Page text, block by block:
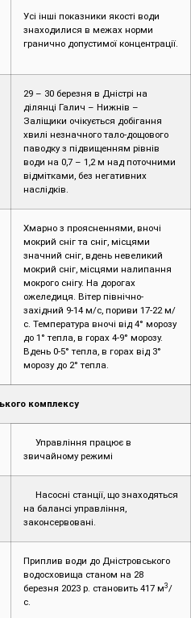
Усі інші показники якості води
знаходилися в межах норми
гранично допустимої концентрації.
29 – 30 березня в Дністрі на
ділянці Галич – Нижнів –
Заліщики очікується добігання
хвилі незначного тало-дощового
паводку з підвищенням рівнів
води на 0,7 – 1,2 м над поточними
відмітками, без негативних
наслідків.
Хмарно з проясненнями, вночі
мокрий сніг та сніг, місцями
значний сніг, вдень невеликий
мокрий сніг, місцями налипання
мокрого снігу. На дорогах
ожеледиця. Вітер північно-
західний 9-14 м/с, пориви 17-22 м/
с. Температура вночі від 4° морозу
до 1° тепла, в горах 4-9° морозу.
Вдень 0-5° тепла, в горах від 3°
морозу до 2° тепла.
комплексу
Управління працює в
звичайному режимі
Насосні станції, що знаходяться
на балансі управління,
законсервовані.
Приплив води до Дністровського
водосховища станом на 28
березня 2023 р. становить 417 м3/
с.